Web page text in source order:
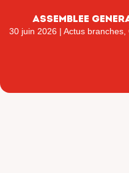
ASSEMBLEE
30 juin 2026 | Actus branches